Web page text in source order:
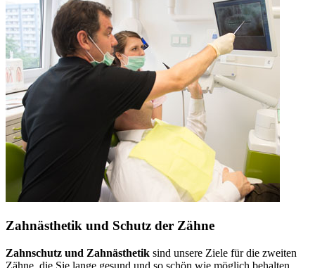
Zahnästhetik und Schutz der Zähne
Zahnschutz und Zahnästhetik sind unsere Ziele für die zweiten
Zähne, die Sie lange gesund und so schön wie möglich behalten